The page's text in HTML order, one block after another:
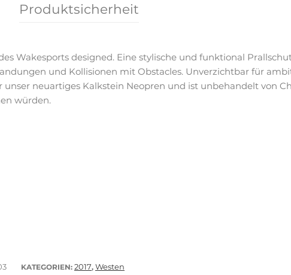
Produktsicherheit
Wakesports designed. Eine stylische und funktional
und Kollisionen mit Obstacles. Unverzichtbar für
neuartiges Kalkstein Neopren und ist unbehandelt von
würden.
KATEGORIEN: 2017, Westen